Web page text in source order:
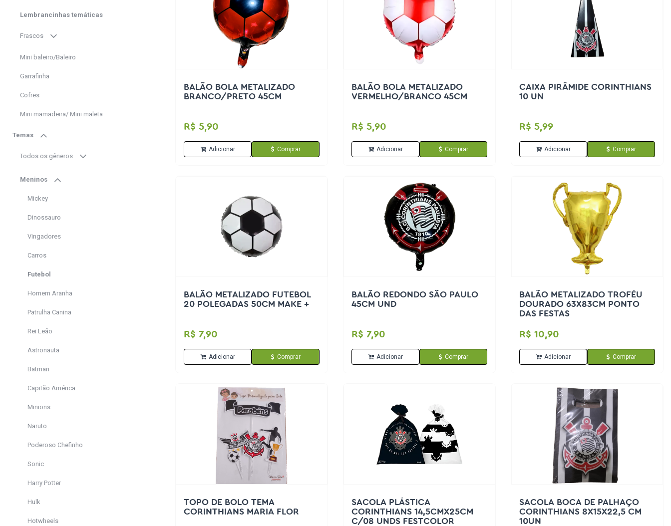
Lembrancinhas temáticas
Frascos
Mini baleiro/Baleiro
Garrafinha
Cofres
Mini mamadeira/ Mini maleta
Temas
Todos os gêneros
Meninos
Mickey
Dinossauro
Vingadores
Carros
Futebol
Homem Aranha
Patrulha Canina
Rei Leão
Astronauta
Batman
Capitão América
Minions
Naruto
Poderoso Chefinho
Sonic
Harry Potter
Hulk
Hotwheels
BALÃO BOLA METALIZADO
BRANCO/PRETO 45CM
R$ 5,90
Adicionar Comprar
BALÃO BOLA METALIZADO
VERMELHO/BRANCO 45CM
R$ 5,90
Adicionar Comprar
CAIXA PIRÂMIDE CORINTHIANS
10 UN
R$ 5,99
Adicionar Comprar
BALÃO METALIZADO FUTEBOL
20 POLEGADAS 50CM MAKE +
R$ 7,90
Adicionar Comprar
BALÃO REDONDO SÃO PAULO
45CM UND
R$ 7,90
Adicionar Comprar
BALÃO METALIZADO TROFÉU
DOURADO 63X83CM PONTO
DAS FESTAS
R$ 10,90
Adicionar Comprar
TOPO DE BOLO TEMA
CORINTHIANS MARIA FLOR
SACOLA PLÁSTICA
CORINTHIANS 14,5CMX25CM
C/08 UNDS FESTCOLOR
SACOLA BOCA DE PALHAÇO
CORINTHIANS 8X15X22,5 CM
10UN